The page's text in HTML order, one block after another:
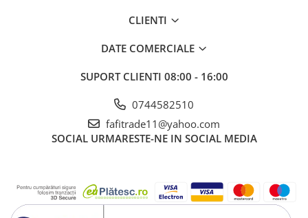
CLIENTI
DATE COMERCIALE
SUPORT CLIENTI 08:00 - 16:00
0744582510
fafitrade11@yahoo.com
SOCIAL URMARESTE-NE IN SOCIAL MEDIA